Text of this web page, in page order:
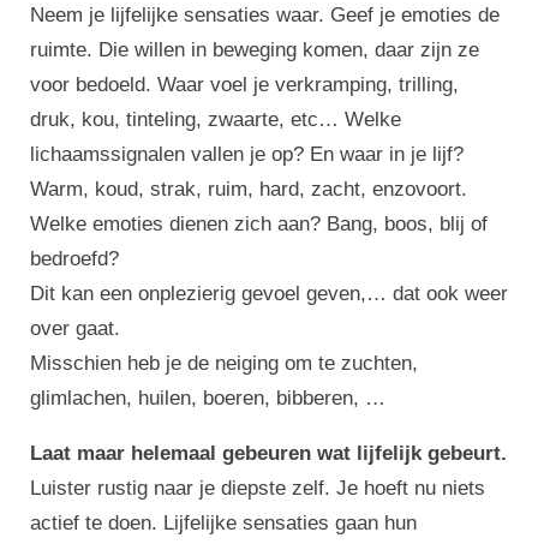
Neem je lijfelijke sensaties waar. Geef je emoties de
ruimte. Die willen in beweging komen, daar zijn ze
voor bedoeld. Waar voel je verkramping, trilling,
druk, kou, tinteling, zwaarte, etc… Welke
lichaamssignalen vallen je op? En waar in je lijf?
Warm, koud, strak, ruim, hard, zacht, enzovoort.
Welke emoties dienen zich aan? Bang, boos, blij of
bedroefd?
Dit kan een onplezierig gevoel geven,… dat ook weer
over gaat.
Misschien heb je de neiging om te zuchten,
glimlachen, huilen, boeren, bibberen, …
Laat maar helemaal gebeuren wat lijfelijk gebeurt.
Luister rustig naar je diepste zelf. Je hoeft nu niets
actief te doen. Lijfelijke sensaties gaan hun